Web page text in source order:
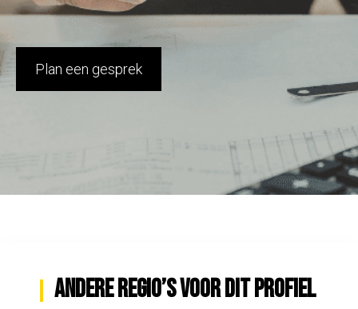
Plan een gesprek
Andere regio’s voor dit profiel